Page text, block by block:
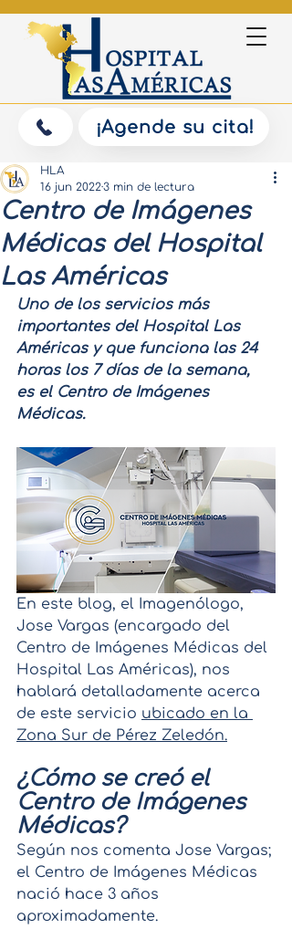
¡Agende su cita!
Centro de Imágenes
Médicas del Hospital
Las Américas
HLA
16 jun 20223 min de lectura
Uno de los servicios más
importantes del Hospital Las
Américas y que funciona las 24
horas los 7 días de la semana,
es el Centro de Imágenes
Médicas.
En este blog, el Imagenólogo,
Jose Vargas (encargado del
Centro de Imágenes Médicas del
Hospital Las Américas), nos
hablará detalladamente acerca
de este servicio ubicado en la
Zona Sur de Pérez Zeledón.
¿Cómo se creó el
Centro de Imágenes
Médicas?
Según nos comenta Jose Vargas;
el Centro de Imágenes Médicas
nació hace 3 años
aproximadamente.